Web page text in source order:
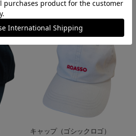
会員特典
キャップ（ゴシックロゴ）